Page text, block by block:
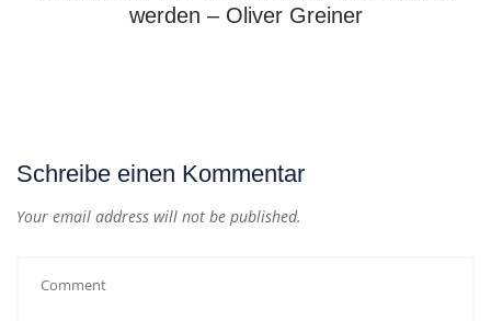
werden – Oliver Greiner
Schreibe einen Kommentar
Your email address will not be published.